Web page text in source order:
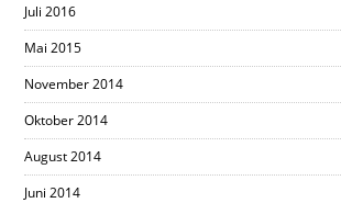
Juli 2016
Mai 2015
November 2014
Oktober 2014
August 2014
Juni 2014